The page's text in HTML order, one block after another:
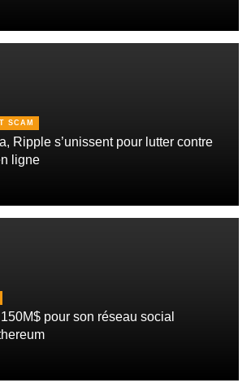
SCAM
Ripple s’unissent pour lutter contre
ligne
pour son réseau social